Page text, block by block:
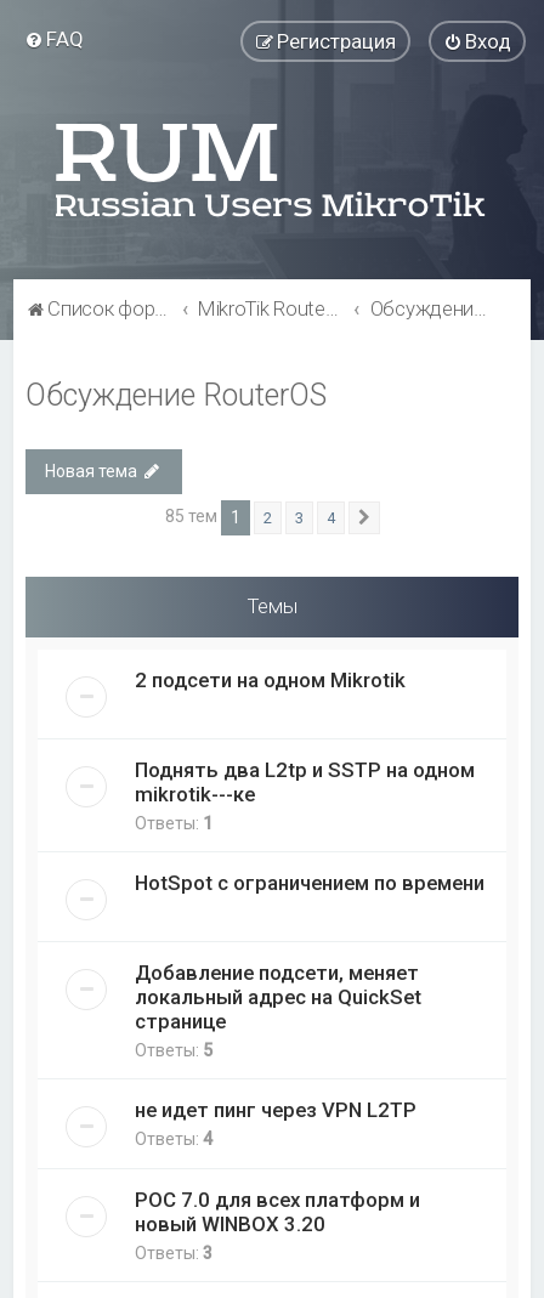
FAQ Вход
Регистрация
Список форумов MikroTik RouterOS Обсуждение RouterOS
Обсуждение RouterOS
Новая тема
85 тем 1 2 3 4
Темы
2 подсети на одном Mikrotik
Поднять два L2tp и SSTP на одном
mikrotik---ке
Ответы: 1
HotSpot с ограничением по времени
Добавление подсети, меняет
локальный адрес на QuickSet
странице
Ответы: 5
не идет пинг через VPN L2TP
Ответы:4
РОС 7.0 для всех платформ и
новый WINBOX 3.20
Ответы:3